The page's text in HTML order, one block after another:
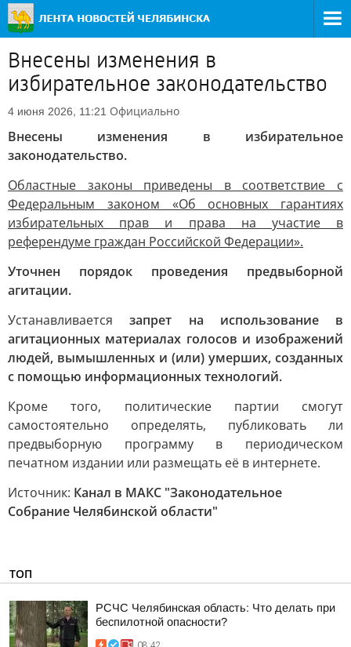
Внесены изменения в
избирательное законодательство
4 июня 2026, 11:21 Официально
Внесены изменения в избирательное
законодательство.
Областные законы приведены в соответствие с
Федеральным законом «Об основных гарантиях
избирательных прав и права на участие в
референдуме граждан Российской Федерации».
Уточнен порядок проведения предвыборной
агитации.
Устанавливаетсязапрет на использование в
агитационных материалах голосов и изображений
людей, вымышленных и (или) умерших, созданных
с помощью информационных технологий.
Кроме того, политические партии смогут
самостоятельно определять, публиковать ли
предвыборную программу в периодическом
печатном издании или размещать её в интернете.
Источник: Канал в МАКС "Законодательное
Собрание Челябинской области"
ТОП
РСЧС Челябинская область: Что делать при
беспилотной опасности?